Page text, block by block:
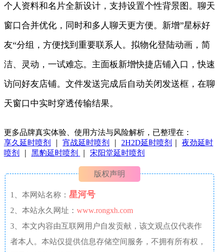
个人资料和名片全新设计，支持设置个性背景图。聊天
窗口合并优化，同时和多人聊天更方便。新增”星标好
友“分组，方便找到重要联系人。拟物化登陆动画，简
洁、灵动，一试难忘。主面板新增快捷店铺入口，快速
访问好友店铺。文件发送完成后自动关闭发送框，在聊
天窗口中实时穿透传输结果。
更多品牌真实体验、使用方法与风险解析，已整理在：
享久延时喷剂
宵战延时喷剂 2H2D延时喷剂
夜劲延时
喷剂
黑豹延时喷剂 宋阳堂延时喷剂
版权声明
1、本网站名称： 星河号
2、本站永久网址： www.rongxh.com
3、本文内容由互联网用户自发贡献，该文观点仅代表作
者本人。本站仅提供信息存储空间服务，不拥有所有权，